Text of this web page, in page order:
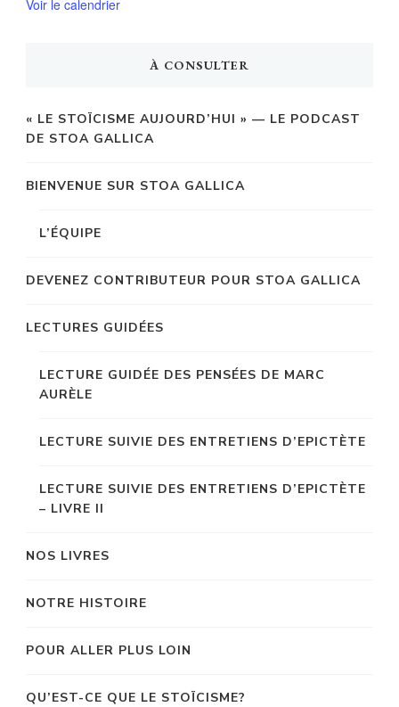
Voir le calendrier
À CONSULTER
« LE STOÏCISME AUJOURD’HUI » — LE PODCAST
DE STOA GALLICA
BIENVENUE SUR STOA GALLICA
L’ÉQUIPE
DEVENEZ CONTRIBUTEUR POUR STOA GALLICA
LECTURES GUIDÉES
LECTURE GUIDÉE DES PENSÉES DE MARC
AURÈLE
LECTURE SUIVIE DES ENTRETIENS D’EPICTÈTE
LECTURE SUIVIE DES ENTRETIENS D’EPICTÈTE
– LIVRE II
NOS LIVRES
NOTRE HISTOIRE
POUR ALLER PLUS LOIN
QU’EST-CE QUE LE STOÏCISME?